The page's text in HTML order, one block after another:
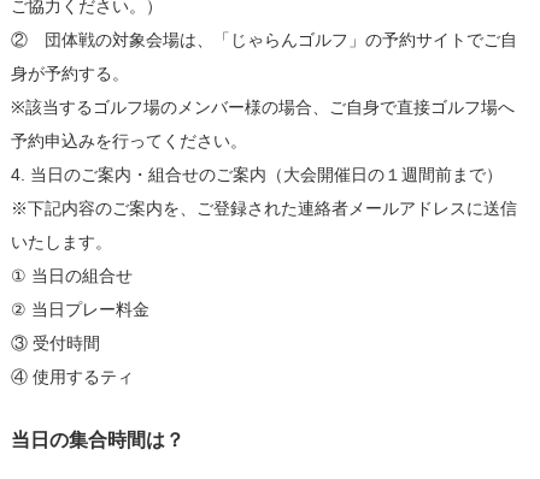
ご協力ください。）
② 団体戦の対象会場は、「じゃらんゴルフ」の予約サイトでご自
身が予約する。
※該当するゴルフ場のメンバー様の場合、ご自身で直接ゴルフ場へ
予約申込みを行ってください。
4. 当日のご案内・組合せのご案内（大会開催日の１週間前まで）
※下記内容のご案内を、ご登録された連絡者メールアドレスに送信
いたします。
① 当日の組合せ
② 当日プレー料金
③ 受付時間
④ 使用するティ
当日の集合時間は？